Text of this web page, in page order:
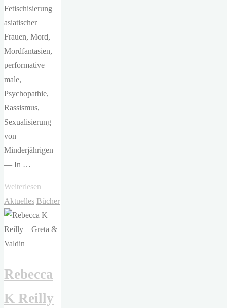
Fetischisierung
asiatischer
Frauen, Mord,
Mordfantasien,
performative
male,
Psychopathie,
Rassismus,
Sexualisierung
von
Minderjährigen
— In …
Weiterlesen
Kim
–
Das
die
Aktuelles Bücher
Rebecca
K Reilly